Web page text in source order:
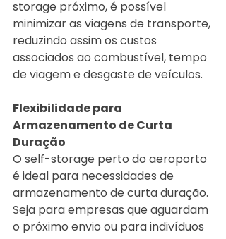
storage próximo, é possível
minimizar as viagens de transporte,
reduzindo assim os custos
associados ao combustível, tempo
de viagem e desgaste de veículos.
Flexibilidade para
Armazenamento de Curta
Duração
O self-storage perto do aeroporto
é ideal para necessidades de
armazenamento de curta duração.
Seja para empresas que aguardam
o próximo envio ou para indivíduos